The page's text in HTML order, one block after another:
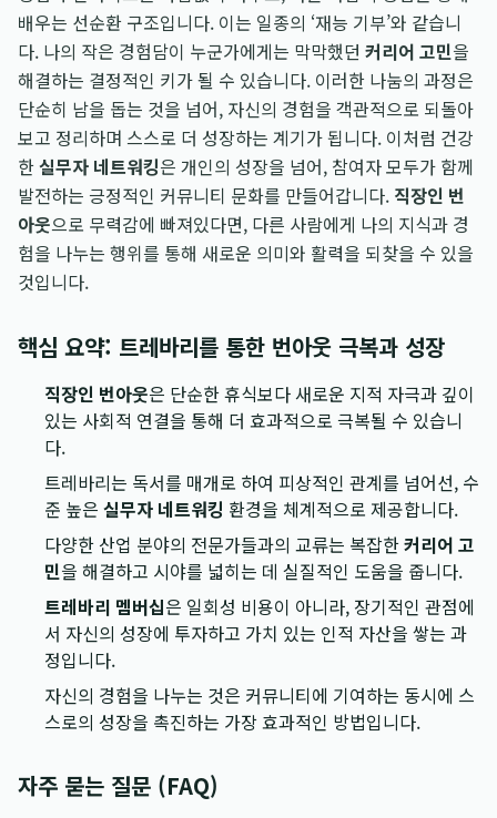
배우는 선순환 구조입니다. 이는 일종의 ‘재능 기부’와 같습니
다. 나의 작은 경험담이 누군가에게는 막막했던 커리어 고민을
해결하는 결정적인 키가 될 수 있습니다. 이러한 나눔의 과정은
단순히 남을 돕는 것을 넘어, 자신의 경험을 객관적으로 되돌아
보고 정리하며 스스로 더 성장하는 계기가 됩니다. 이처럼 건강
한실무자 네트워킹은 개인의 성장을 넘어, 참여자 모두가 함께
발전하는 긍정적인 커뮤니티 문화를 만들어갑니다. 직장인 번
아웃으로 무력감에 빠져있다면, 다른 사람에게 나의 지식과 경
험을 나누는 행위를 통해 새로운 의미와 활력을 되찾을 수 있을
것입니다.
핵심 요약: 트레바리를 통한 번아웃 극복과 성장
직장인 번아웃은 단순한 휴식보다 새로운 지적 자극과 깊이
있는 사회적 연결을 통해 더 효과적으로 극복될 수 있습니
다.
트레바리는 독서를 매개로 하여 피상적인 관계를 넘어선, 수
준 높은 실무자 네트워킹 환경을 체계적으로 제공합니다.
다양한 산업 분야의 전문가들과의 교류는 복잡한커리어 고
민을 해결하고 시야를 넓히는 데 실질적인 도움을 줍니다.
트레바리 멤버십은 일회성 비용이 아니라, 장기적인 관점에
서 자신의 성장에 투자하고 가치 있는 인적 자산을 쌓는 과
정입니다.
자신의 경험을 나누는 것은 커뮤니티에 기여하는 동시에 스
스로의 성장을 촉진하는 가장 효과적인 방법입니다.
자주 묻는 질문 (FAQ)